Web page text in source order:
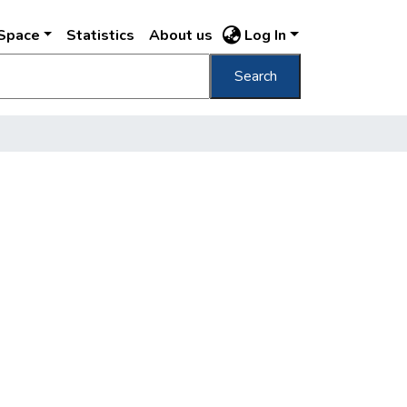
Statistics About us Log In
Search